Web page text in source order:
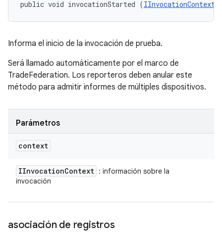
public void invocationStarted (IInvocationContext
Informa el inicio de la invocación de prueba.
Será llamado automáticamente por el marco de
TradeFederation. Los reporteros deben anular este
método para admitir informes de múltiples dispositivos.
Parámetros
context
IInvocationContext : información sobre la
invocación
asociación de registros